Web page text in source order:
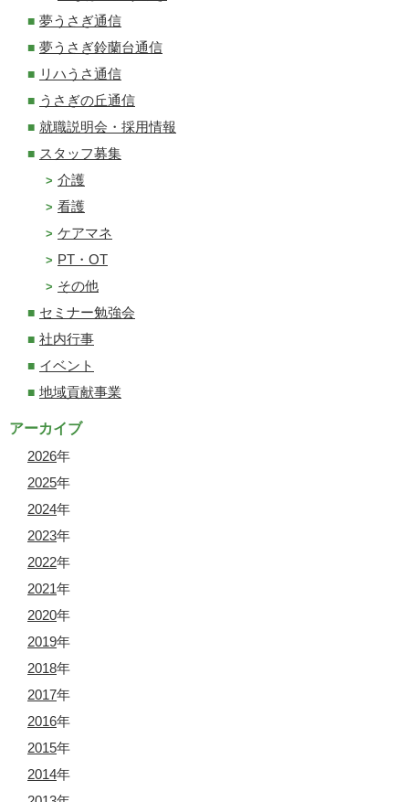
夢うさぎ通信
夢うさぎ鈴蘭台通信
リハうさ通信
うさぎの丘通信
就職説明会・採用情報
スタッフ募集
介護
看護
ケアマネ
PT・OT
その他
セミナー勉強会
社内行事
イベント
地域貢献事業
アーカイブ
2026年
2025年
2024年
2023年
2022年
2021年
2020年
2019年
2018年
2017年
2016年
2015年
2014年